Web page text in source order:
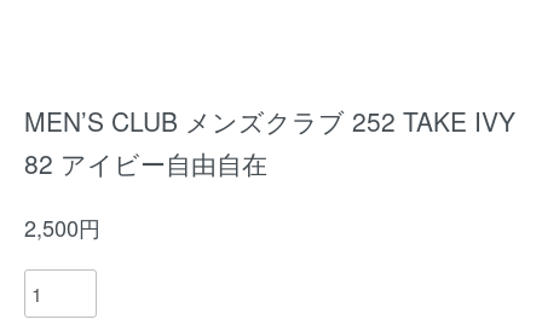
MEN’S CLUB メンズクラブ 252 TAKE IVY
82 アイビー自由自在
2,500円